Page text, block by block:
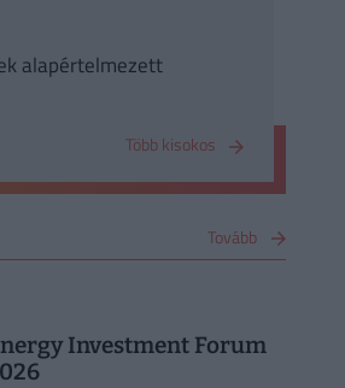
alapértelmezett
Több kisokos
Tovább
Investment Forum